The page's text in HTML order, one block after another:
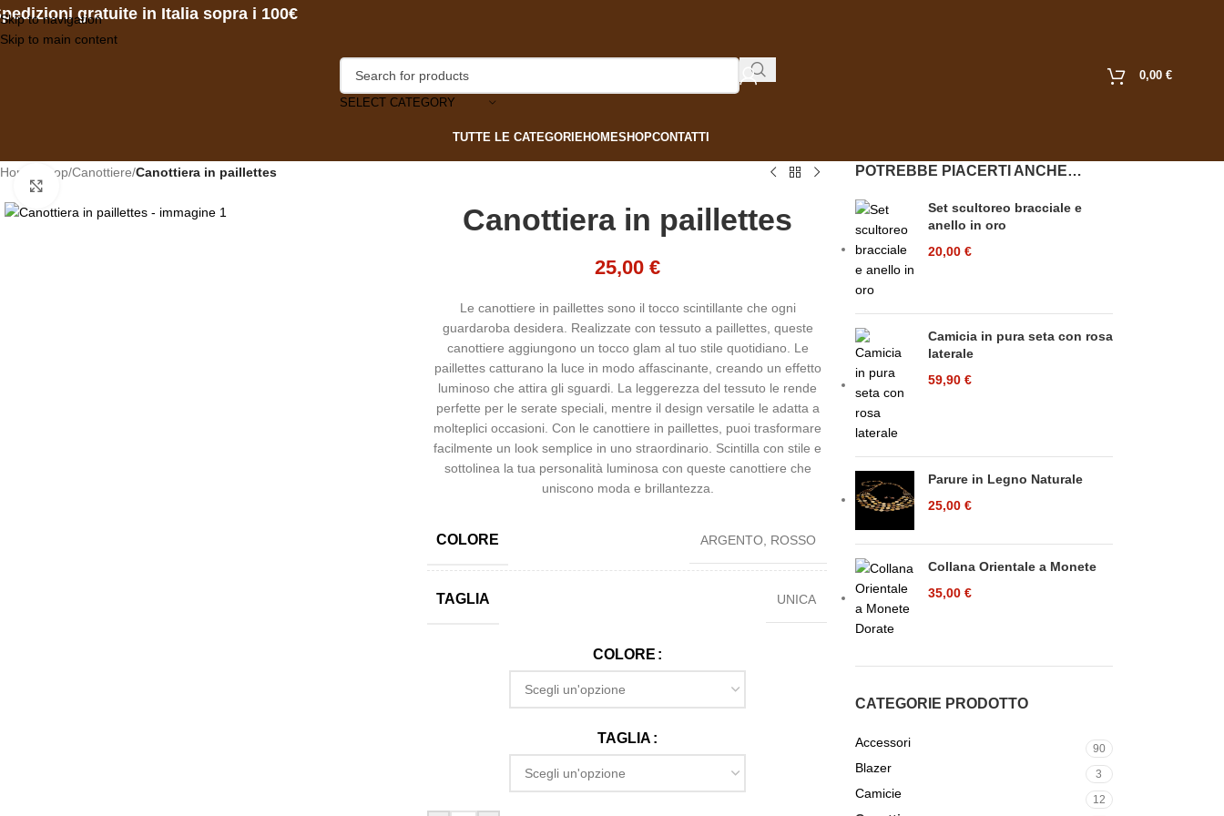
Skip to navigation
Skip to main content
gratuite in Italia sopra i 100€
SELECT CATEGORY
0,00 €
TUTTE LE CATEGORIEHOMESHOPCONTATTI
Home Shop/Canottiere/Canottiera in paillettes
Canottiera in paillettes
25,00€
Le canottiere in paillettes sono il tocco scintillante che ogni
guardaroba desidera. Realizzate con tessuto a paillettes, queste
canottiere aggiungono un tocco glam al tuo stile quotidiano. Le
paillettes catturano la luce in modo affascinante, creando un effetto
luminoso che attira gli sguardi. La leggerezza del tessuto le rende
perfette per le serate speciali, mentre il design versatile le adatta a
molteplici occasioni. Con le canottiere in paillettes, puoi trasformare
facilmente un look semplice in uno straordinario. Scintilla con stile e
sottolinea la tua personalità luminosa con queste canottiere che
uniscono moda e brillantezza.
COLORE ARGENTO ROSSO
TAGLIA UNICA
COLORE
TAGLIA
POTREBBE PIACERTI ANCHE…
Set scultoreo bracciale e
anello in oro
20,00 €
Camicia in pura seta con rosa
laterale
59,90 €
Parure in Legno Naturale
25,00 €
Collana Orientale a Monete
35,00 €
CATEGORIE PRODOTTO
Accessori 90
Blazer 3
Camicie 12